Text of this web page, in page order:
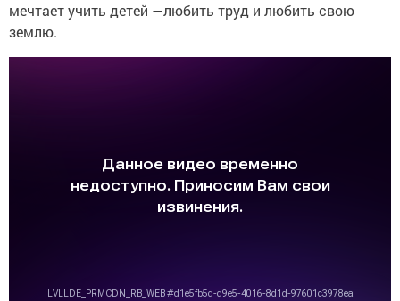
мечтает учить детей —любить труд и любить свою
землю.